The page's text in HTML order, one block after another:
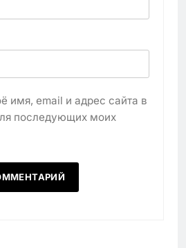
имя, email и адрес сайта в
последующих моих